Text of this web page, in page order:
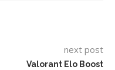
next post
Valorant Elo Boost